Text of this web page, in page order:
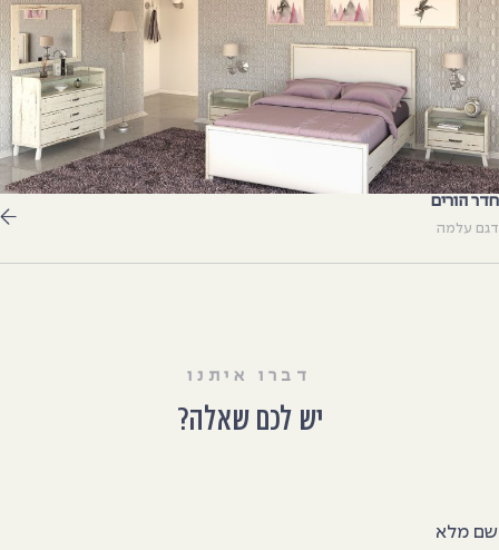
חדר הורים
דגם עלמה
דברו איתנו
יש לכם שאלה?
שם מלא